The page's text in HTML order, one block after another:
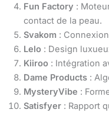
Fun Factory :
contact de la peau.
Svakom :
Lelo : Design
Kiiroo : Intégration
Dame Products :
MysteryVibe :
Satisfyer : Rapport